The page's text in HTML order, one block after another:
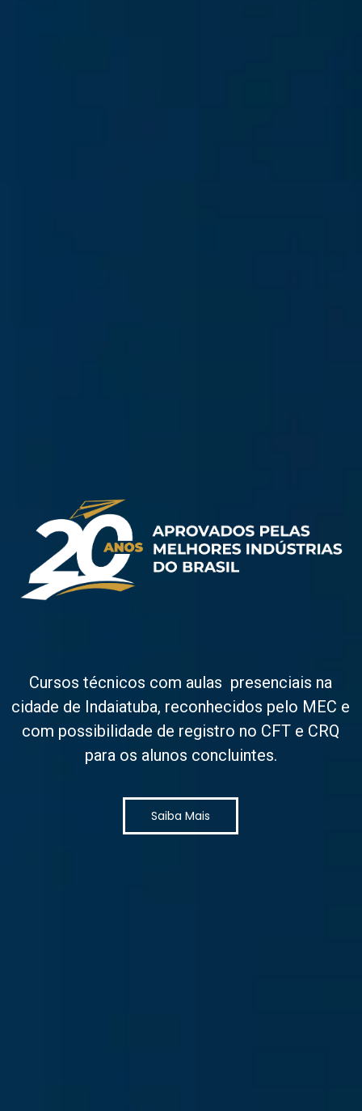
Cursos técnicos com aulas presenciais na
cidade de Indaiatuba, reconhecidos pelo MEC e
com possibilidade de registro no CFT e CRQ
para os alunos concluintes.
Saiba Mais